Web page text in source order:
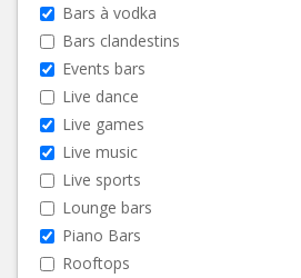
Bars à vodka
Bars clandestins
Events bars
Live dance
Live games
Live music
Live sports
Lounge bars
Piano Bars
Rooftops